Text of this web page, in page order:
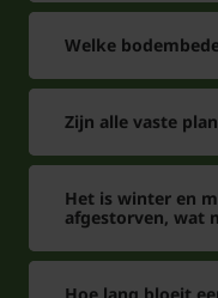
Heuchera
en
Verzorging is
snoei je in maart
uitgebloeide
behoud van een
lente de nieuwe
Welke
Zijn alle vaste
Het is winter en
afgestorven, wat